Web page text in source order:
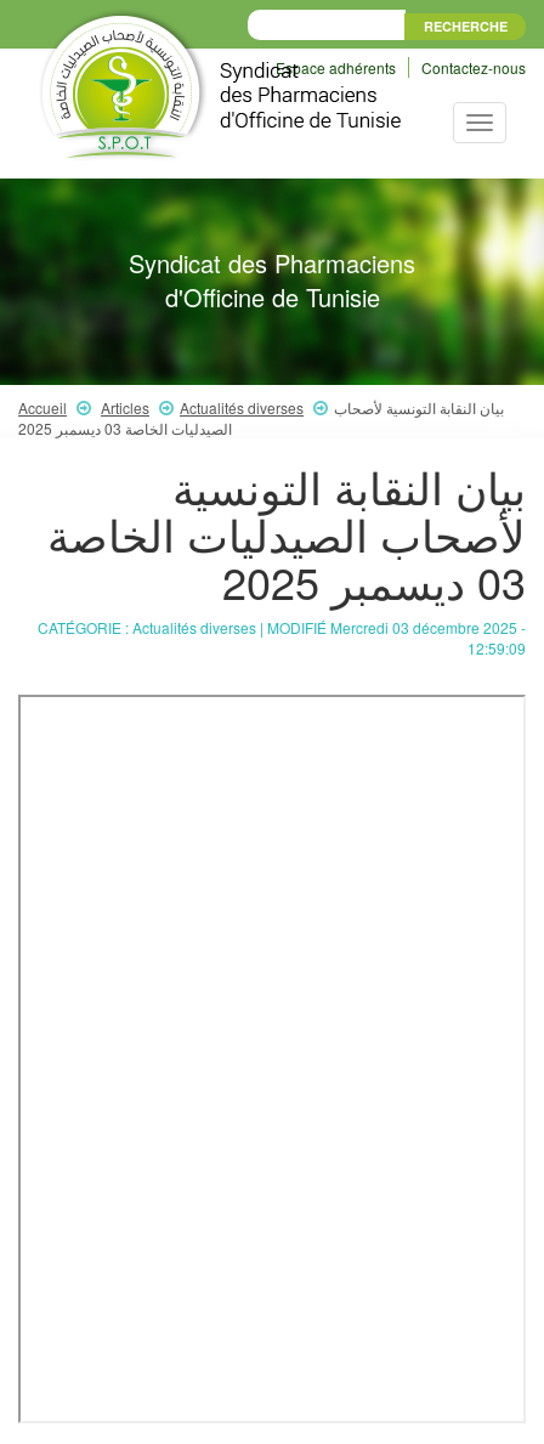
Espace adhérents Contactez-nous
Toggle
Syndicat des Pharmaciens
d'Officine de Tunisie
Accueil Articles Actualités diverses
بيان النقابة التونسية لأصحاب
الصيدليات الخاصة 03 ديسمبر 2025
بيان النقابة التونسية
لأصحاب الصيدليات الخاصة
03 ديسمبر 2025
CATÉGORIE : Actualités diverses | MODIFIÉ Mercredi 03 décembre 2025 -
12:59:09